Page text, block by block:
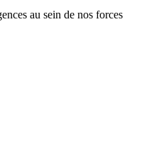
au sein de nos forces